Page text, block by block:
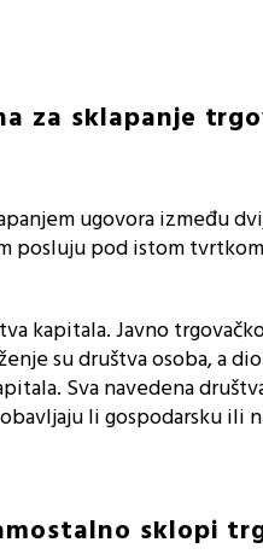
za sklapanje
ugovora između
posluju pod istom
kapitala. Javno
su društva osoba, a
Sva navedena
li gospodarsku ili
sklopi